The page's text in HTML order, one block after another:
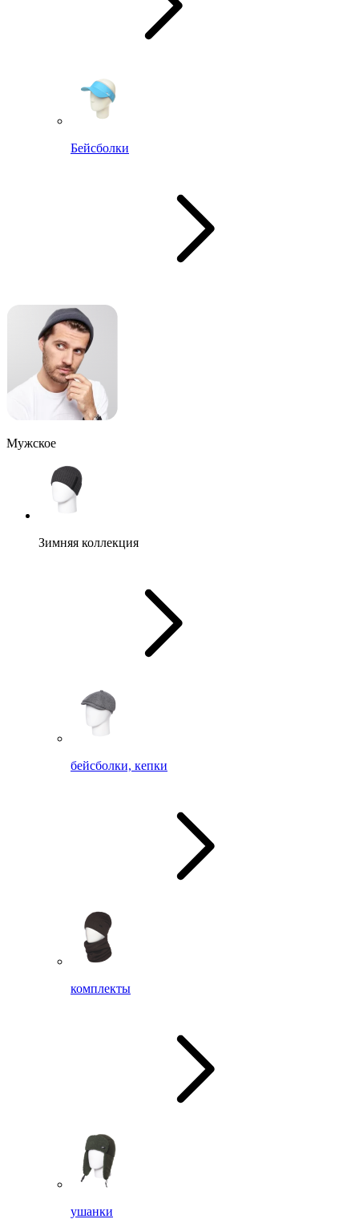
Бейсболки
Мужское
Зимняя коллекция
бейсболки, кепки
комплекты
ушанки